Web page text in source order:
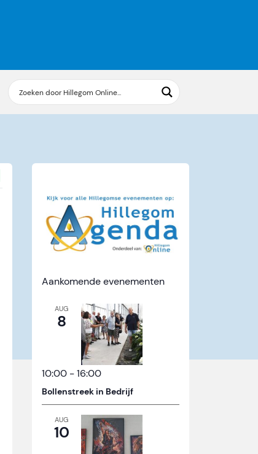
Aankomende evenementen
AUG
8
10:00 -16:00
Bollenstreek in Bedrijf
AUG
10